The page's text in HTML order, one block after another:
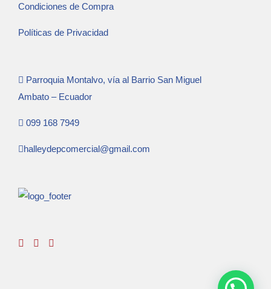
Condiciones de Compra
Políticas de Privacidad
Parroquia Montalvo, vía al Barrio San Miguel
Ambato – Ecuador
099 168 7949
halleydepcomercial@gmail.com